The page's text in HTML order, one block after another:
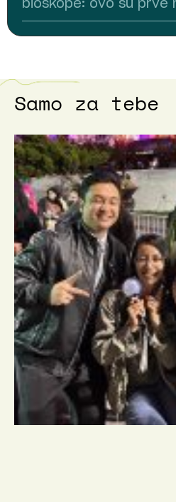
bioskope: ovo su prve
Samo za tebe